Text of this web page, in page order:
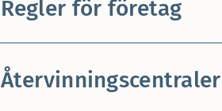
Regler för företag